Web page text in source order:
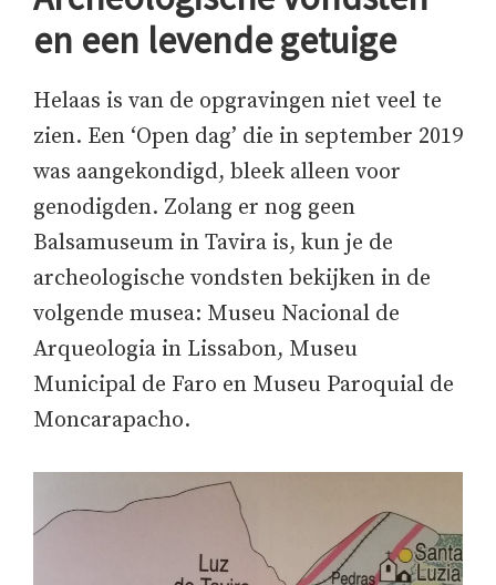
en een levende getuige
Helaas is van de opgravingen niet veel te
zien. Een ‘Open dag’ die in september 2019
was aangekondigd, bleek alleen voor
genodigden. Zolang er nog geen
Balsamuseum in Tavira is, kun je de
archeologische vondsten bekijken in de
volgende musea: Museu Nacional de
Arqueologia in Lissabon, Museu
Municipal de Faro en Museu Paroquial de
Moncarapacho.